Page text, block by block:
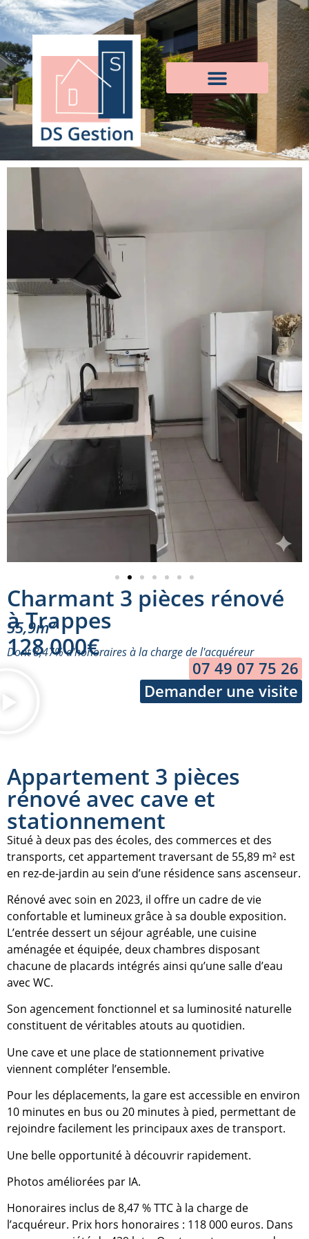
Charmant 3 pièces rénové
à Trappes
55,9m²
128 000€
Dont 8,47% d'honoraires à la charge de l'acquéreur
07 49 07 75 26
Demander une visite
Appartement 3 pièces
rénové avec cave et
stationnement
Situé à deux pas des écoles, des commerces et des
transports, cet appartement traversant de 55,89 m² est
en rez-de-jardin au sein d’une résidence sans ascenseur.
Rénové avec soin en 2023, il offre un cadre de vie
confortable et lumineux grâce à sa double exposition.
L’entrée dessert un séjour agréable, une cuisine
aménagée et équipée, deux chambres disposant
chacune de placards intégrés ainsi qu’une salle d’eau
avec WC.
Son agencement fonctionnel et sa luminosité naturelle
constituent de véritables atouts au quotidien.
Une cave et une place de stationnement privative
viennent compléter l’ensemble.
Pour les déplacements, la gare est accessible en environ
10 minutes en bus ou 20 minutes à pied, permettant de
rejoindre facilement les principaux axes de transport.
Une belle opportunité à découvrir rapidement.
Photos améliorées par IA.
Honoraires inclus de 8,47 % TTC à la charge de
l’acquéreur. Prix hors honoraires : 118 000 euros. Dans